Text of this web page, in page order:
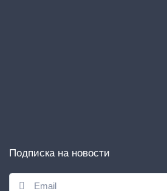
Подписка на новости